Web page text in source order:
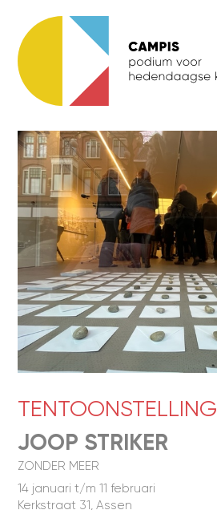
TENTOONSTELLING
JOOP STRIKER
ZONDER MEER
14 januari t/m 11 februari
Kerkstraat 31, Assen